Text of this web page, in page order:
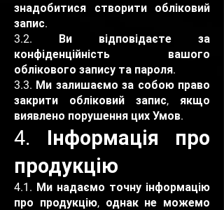
знадобитися створити обліковий
запис.
3.2. Ви відповідаєте за
конфіденційність вашого
облікового запису та пароля.
3.3. Ми залишаємо за собою право
закрити обліковий запис, якщо
виявлено порушення цих Умов.
4. Інформація про
продукцію
4.1. Ми надаємо точну інформацію
про продукцію, однак не можемо